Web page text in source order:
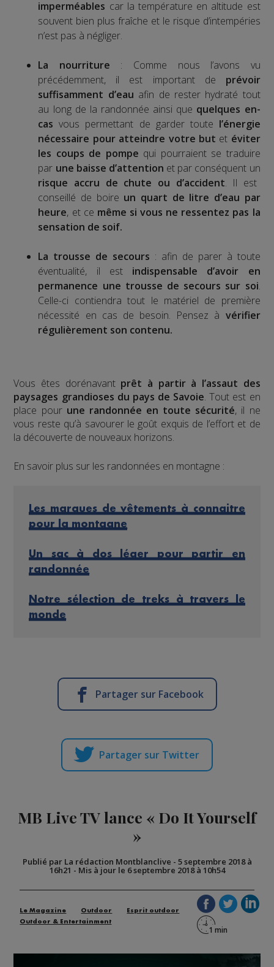
imperméables car la température en altitude est
souvent bien plus fraîche et le risque d’intempéries
n’est pas à négliger.
La nourriture : Comme nous l’avons vu
précédemment, il est important de prévoir
suffisamment d’eau afin de rester hydraté tout
au long de la randonnée ainsi que quelques en-
cas vous permettant de garder toute l’énergie
nécessaire pour atteindre votre but et éviter
les coups de pompe qui pourraient se traduire
par une baisse d’attention et par conséquent un
risque accru de chute ou d’accident. Il est
conseillé de boire un quart de litre d’eau par
heure, et ce même si vous ne ressentez pas la
sensation de soif.
La trousse de secours : afin de parer à toute
éventualité, il estindispensable d’avoir en
permanence une trousse de secours sur soi.
Celle-ci contiendra tout le matériel de première
nécessité en cas de besoin. Pensez à vérifier
régulièrement son contenu.
Vous êtes dorénavantprêt à partir à l’assaut des
paysages grandioses du pays de Savoie. Tout est en
place pour une randonnée en toute sécurité, il ne
vous reste qu’à savourer le goût exquis de l’effort et de
la découverte de nouveaux horizons.
En savoir plus sur les randonnées en montagne :
Les marques de vêtements à connaitre
pour la montagne
Un sac à dos léger pour partir en
randonnée
Notre sélection de treks à travers le
monde
Partager sur Facebook
Partager sur Twitter
MB Live TV lance « Do It Yourself
»
Publié par La rédaction Montblanclive - 5 septembre 2018 à
16h21 - Mis à jour le 6 septembre 2018 à 10h54
Le Magazine Outdoor
Esprit outdoor
Outdoor & Entertainment